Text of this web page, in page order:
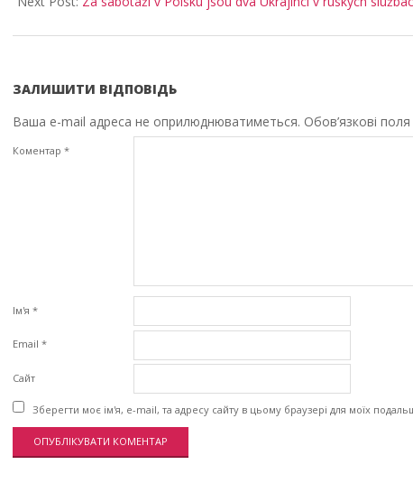
ЗАЛИШИТИ ВІДПОВІДЬ
Ваша e-mail адреса не оприлюднюватиметься. Обов’язкові
Коментар *
Ім'я *
Email *
Сайт
Зберегти моє ім'я, e-mail, та адресу сайту в цьому браузері для моїх